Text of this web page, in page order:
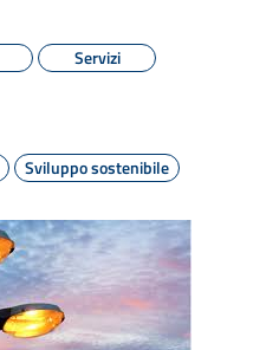
Servizi
Sviluppo sostenibile